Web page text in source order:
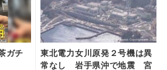
ガチ
東北電力女川原発２号機は異
常なし 岩手県沖で地震 宮